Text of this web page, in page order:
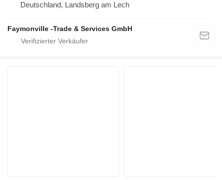
Deutschland, Landsberg am Lech
Faymonville -Trade & Services GmbH